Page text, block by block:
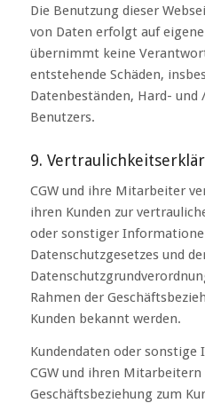
Die Benutzung dieser
von Daten erfolgt auf eigene
übernimmt keine
entstehende Schäden,
Datenbeständen, Hard- und
Benutzers.
9.
CGW und ihre Mitarbeiter
ihren Kunden zur
oder sonstiger
Datenschutzgesetzes und
Rahmen der
Kunden bekannt werden.
Kundendaten oder
CGW und ihren Mitarbeitern
Geschäftsbeziehung zum